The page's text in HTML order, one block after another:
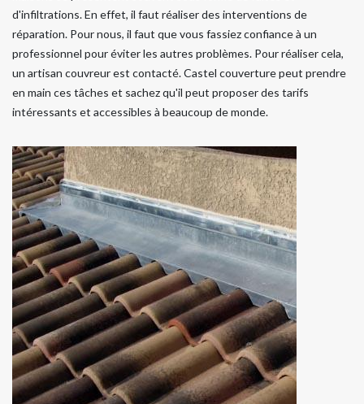
d'infiltrations. En effet, il faut réaliser des interventions de
réparation. Pour nous, il faut que vous fassiez confiance à un
professionnel pour éviter les autres problèmes. Pour réaliser cela,
un artisan couvreur est contacté. Castel couverture peut prendre
en main ces tâches et sachez qu'il peut proposer des tarifs
intéressants et accessibles à beaucoup de monde.